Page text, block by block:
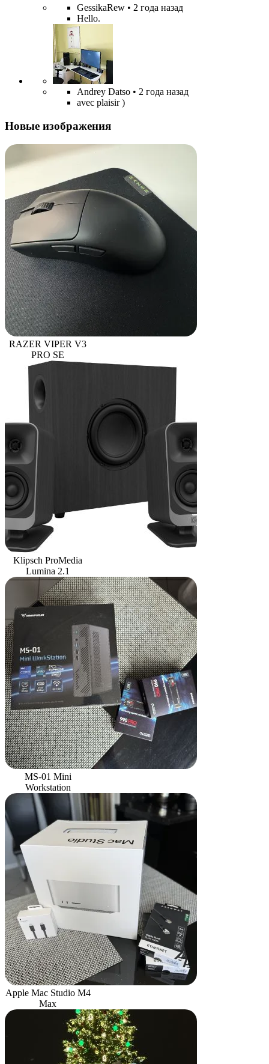
GessikaRew • 2 года назад
Hello.
Andrey Datso • 2 года назад
avec plaisir )
Новые изображения
RAZER VIPER V3
PRO SE
Klipsch ProMedia
Lumina 2.1
MS-01 Mini
Workstation
Apple Mac Studio M4
Max